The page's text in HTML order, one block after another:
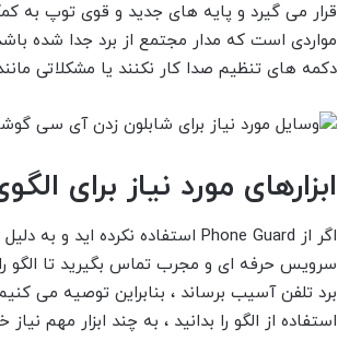
قرار می گیرد و پایه های جدید و قوی توپ به
مواردی است که مدار مجتمع از برد جدا شده
دکمه های تنظیم صدا کار نکنند یا مشکلاتی
ابزارهای مورد نیاز برای
سرویس حرفه ای و مجرب تماس بگیرید تا الگو
برد تلفن آسیب برساند ، بنابراین توصیه می
استفاده از الگو را بدانید ، به چند ابزار مهم